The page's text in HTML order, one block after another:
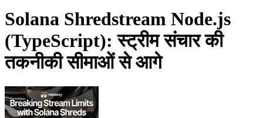
Solana Shredstream Node.js
(TypeScript): स्ट्रीम संचार की
तकनीकी सीमाओं से आगे